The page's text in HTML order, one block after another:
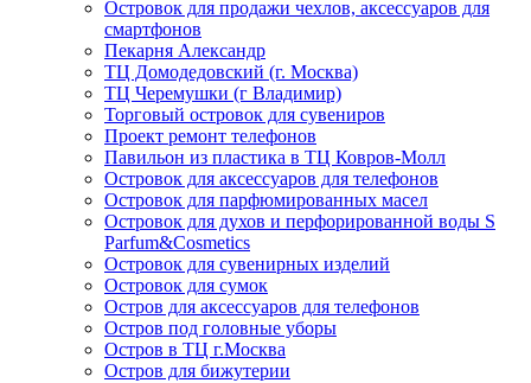
Островок для продажи чехлов, аксессуаров для
смартфонов
Пекарня Александр
ТЦ Домодедовский (г. Москва)
ТЦ Черемушки (г Владимир)
Торговый островок для сувениров
Проект ремонт телефонов
Павильон из пластика в ТЦ Ковров-Молл
Островок для аксессуаров для телефонов
Островок для парфюмированных масел
Островок для духов и перфорированной воды S
Parfum&Cosmetics
Островок для сувенирных изделий
Островок для сумок
Остров для аксессуаров для телефонов
Остров под головные уборы
Остров в ТЦ г.Москва
Остров для бижутерии